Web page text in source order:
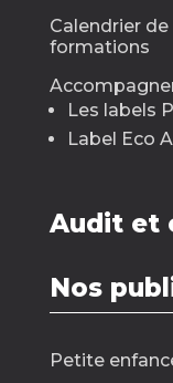
Calendrier de
formations
Les labels
Label Eco
Audit et
Nos
Petite